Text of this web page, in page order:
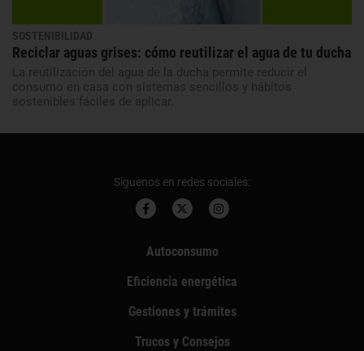
SOSTENIBILIDAD
Reciclar aguas grises: cómo reutilizar el agua de tu ducha
La reutilización del agua de la ducha permite reducir el
consumo en casa con sistemas sencillos y hábitos
sostenibles fáciles de aplicar.
Síguenos en redes sociales:
Autoconsumo
Eficiencia energética
Gestiones y trámites
Trucos y Consejos